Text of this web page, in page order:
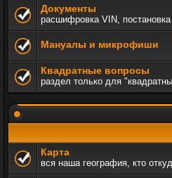
Документы
расшифровка VIN,
Мануалы и микрофиши
Квадратные вопросы
раздел только для
Карта
вся наша география, кто